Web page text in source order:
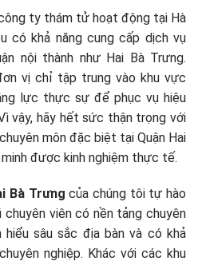
ty thám tử hoạt động tại Hà
có khả năng cung cấp dịch vụ
nội thành như Hai Bà Trưng.
vị chỉ tập trung vào khu vực
lực thực sự để phục vụ hiệu
vậy, hãy hết sức thận trọng với
môn đặc biệt tại Quận Hai
được kinh nghiệm thực tế.
Bà Trưng của chúng tôi tự hào
chuyên viên có nền tảng chuyên
hiểu sâu sắc địa bàn và có khả
nghiệp. Khác với các khu